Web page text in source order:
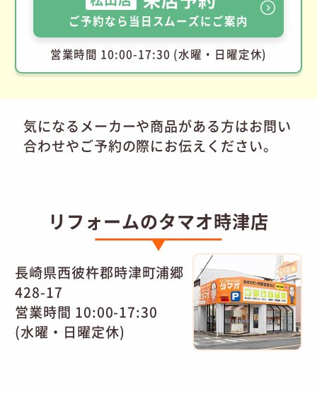
ご予約なら当日スムーズにご案内
営業時間 10:00-17:30 (水曜・日曜定休)
気になるメーカーや商品がある方はお問い
合わせやご予約の際にお伝えください。
リフォームのタマオ時津店
長崎県西彼杵郡時津町浦郷
428-17
営業時間 10:00-17:30
(水曜・日曜定休)